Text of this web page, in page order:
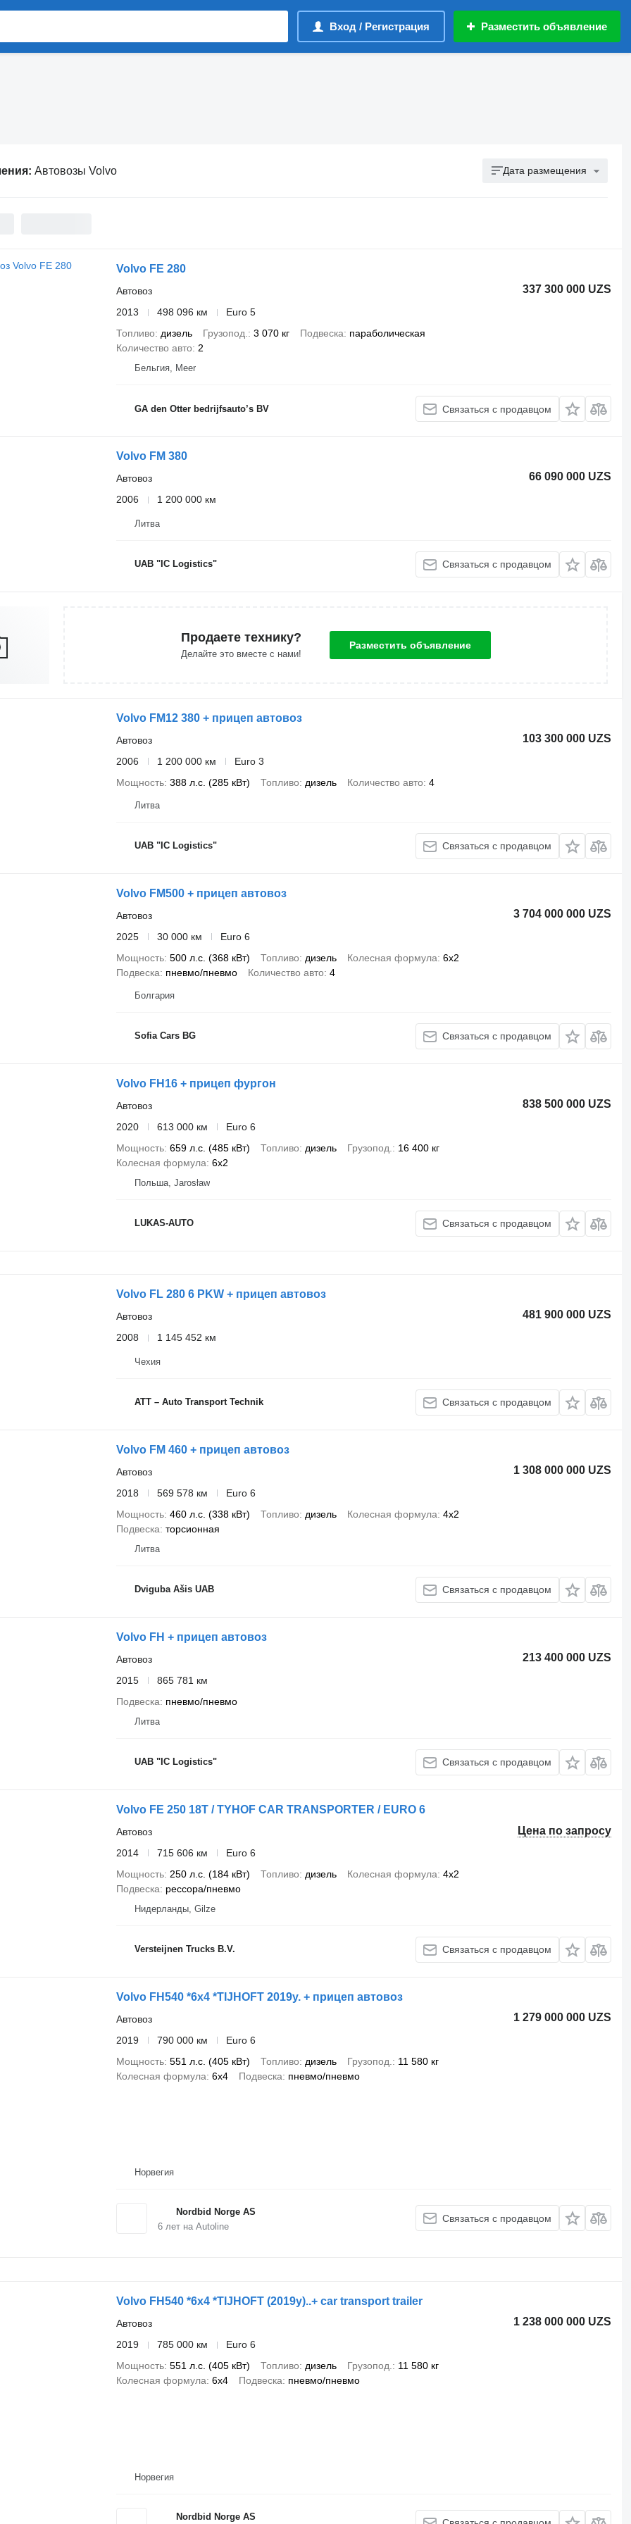
Вход / Регистрация Разместить объявление
Автовозы Volvo Дата размещения
Volvo FE 280
337 300 000 UZS
Автовоз
2013
498 096 км
Euro 5
Топливо
дизель Грузопод. 3 070 кг Подвеска
параболическая
Количество авто
2
Бельгия, Meer
GA den Otter bedrijfsauto’s BV Связаться с продавцом
Volvo FM 380
66 090 000 UZS
Автовоз
2006
1 200 000 км
Литва
UAB "IC Logistics" Связаться с продавцом
Продаете технику?
Делайте это вместе с нами!
Разместить объявление
Volvo FM12 380 + прицеп автовоз
103 300 000 UZS
Автовоз
2006
1 200 000 км
Euro 3
Мощность 388 л.с. (285 кВт) Топливо дизель Количество авто 4
Литва
UAB "IC Logistics" Связаться с продавцом
Volvo FM500 + прицеп автовоз
3 704 000 000 UZS
Автовоз
2025
30 000 км
Euro 6
Мощность 500 л.с. (368 кВт) Топливо дизель Колесная формула 6x2
Подвеска
пневмо/пневмо Количество авто 4
Болгария
Sofia Cars BG Связаться с продавцом
Volvo FH16 + прицеп фургон
838 500 000 UZS
Автовоз
2020
613 000 км
Euro 6
Мощность 659 л.с. (485 кВт) Топливо дизель Грузопод.
16 400 кг
Колесная формула 6x2
Польша, Jarosław
LUKAS-AUTO Связаться с продавцом
Volvo FL 280 6 PKW + прицеп автовоз
481 900 000 UZS
Автовоз
2008
1 145 452 км
Чехия
ATT – Auto Transport Technik Связаться с продавцом
Volvo FM 460 + прицеп автовоз
1 308 000 000 UZS
Автовоз
2018
569 578 км
Euro 6
Мощность 460 л.с. (338 кВт) Топливо дизель Колесная формула 4x2
Подвеска торсионная
Литва
Dviguba Ašis UAB Связаться с продавцом
Volvo FH + прицеп автовоз
213 400 000 UZS
Автовоз
2015
865 781 км
Подвеска
пневмо/пневмо
Литва
UAB "IC Logistics" Связаться с продавцом
Volvo FE 250 18T / TYHOF CAR TRANSPORTER / EURO 6
Цена по запросу
Автовоз
2014
715 606 км
Euro 6
Мощность 250 л.с. (184 кВт) Топливо дизель Колесная формула 4x2
Подвеска
рессора/пневмо
Нидерланды, Gilze
Versteijnen Trucks B.V. Связаться с продавцом
Volvo FH540 *6x4 *TIJHOFT 2019y. + прицеп автовоз
1 279 000 000 UZS
Автовоз
2019
790 000 км
Euro 6
Мощность 551 л.с. (405 кВт) Топливо дизель Грузопод.
11 580 кг
Колесная формула 6x4 Подвеска пневмо/пневмо
Норвегия
Nordbid Norge AS
6лет на Autoline
Связаться с продавцом
Volvo FH540 *6x4 *TIJHOFT (2019y)..+ car transport trailer
1 238 000 000 UZS
Автовоз
2019
785 000 км
Euro 6
Мощность 551 л.с. (405 кВт) Топливо дизель Грузопод.
11 580 кг
Колесная формула 6x4 Подвеска пневмо/пневмо
Норвегия
Nordbid Norge AS